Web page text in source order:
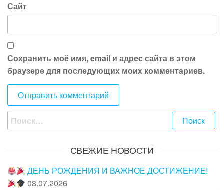
Сайт
Сохранить моё имя, email и адрес сайта в этом
браузере для последующих моих комментариев.
Найти:
СВЕЖИЕ НОВОСТИ
ДЕНЬ РОЖДЕНИЯ И ВАЖНОЕ ДОСТИЖЕНИЕ!
08.07.2026